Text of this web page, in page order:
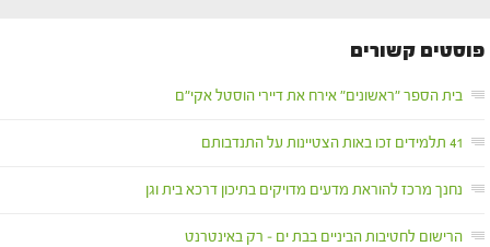
פוסטים קשורים
בית הספר "ראשונים" אירח את דיירי הוסטל אקי"ם
41 תלמידים זכו באות הצטיינות על התנדבותם
נחנך מרכז להוראת מדעים מדויקים בתיכון דרכא בית וגן
הרישום לחטיבות הביניים בבת ים – רק באינטרנט